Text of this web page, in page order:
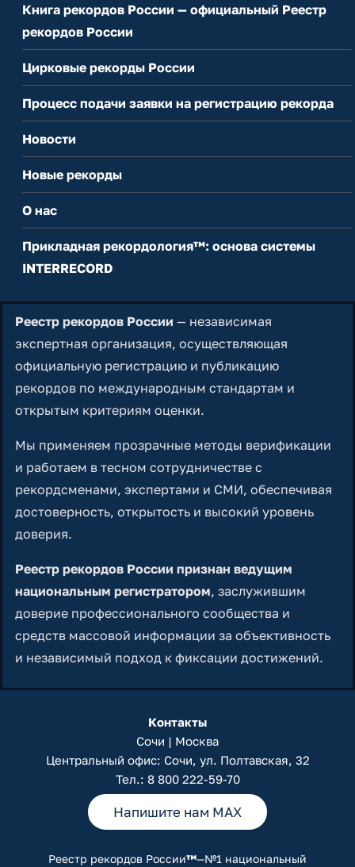
Книга рекордов России — официальный Реестр
рекордов России
Цирковые рекорды России
Процесс подачи заявки на регистрацию рекорда
Новости
Новые рекорды
О нас
Прикладная рекордология™: основа системы
INTERRECORD
Реестр рекордов России — независимая
экспертная организация, осуществляющая
официальную регистрацию и публикацию
рекордов по международным стандартам и
открытым критериям оценки.
Мы применяем прозрачные методы верификации
и работаем в тесном сотрудничестве с
рекордсменами, экспертами и СМИ, обеспечивая
достоверность, открытость и высокий уровень
доверия.
Реестр рекордов России признан ведущим
национальным регистратором, заслужившим
доверие профессионального сообщества и
средств массовой информации за объективность
и независимый подход к фиксации достижений.
Контакты
Сочи | Москва
Центральный офис: Сочи, ул. Полтавская, 32
Тел.: 8 800 222-59-70
Напишите нам MAX
Реестр рекордов России™—№1 национальный